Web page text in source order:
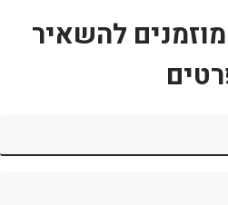
להשאיר